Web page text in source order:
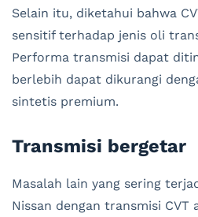
Selain itu, diketahui bahwa
sensitif terhadap jenis oli
Performa transmisi dapat
berlebih dapat dikurangi
sintetis premium.
Transmisi bergetar
Masalah lain yang sering
Nissan dengan transmisi CVT